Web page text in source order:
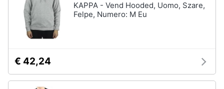
KAPPA - Vend Hooded, Uomo, Szare,
Felpe, Numero: M Eu
€ 42,24